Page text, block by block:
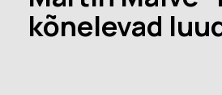
kõnelevad